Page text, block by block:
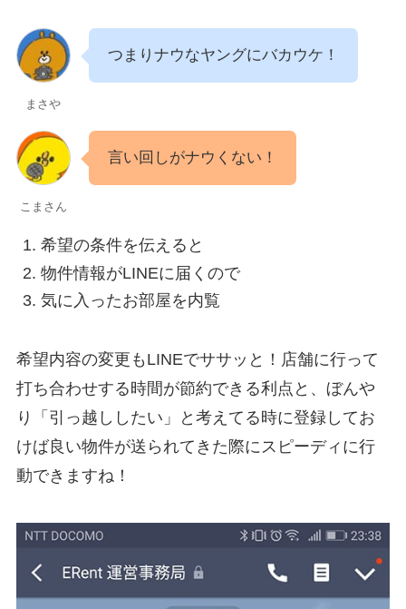
まさや
つまりナウなヤングにバカウケ！
こまさん
言い回しがナウくない！
希望の条件を伝えると
物件情報がLINEに届くので
気に入ったお部屋を内覧
希望内容の変更もLINEでササッと！店舗に行って
打ち合わせする時間が節約できる利点と、ぼんや
り「引っ越ししたい」と考えてる時に登録してお
けば良い物件が送られてきた際にスピーディに行
動できますね！